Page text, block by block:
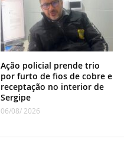
Ação policial prende trio
por furto de fios de cobre e
receptação no interior de
Sergipe
06/08/ 2026